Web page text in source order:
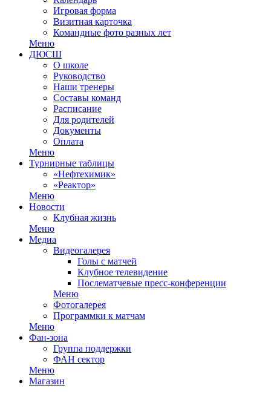
Игровая форма
Визитная карточка
Командные фото разных лет
Меню
ДЮСШ
О школе
Руководство
Наши тренеры
Составы команд
Расписание
Для родителей
Документы
Оплата
Меню
Турнирные таблицы
«Нефтехимик»
«Реактор»
Меню
Новости
Клубная жизнь
Меню
Медиа
Видеогалерея
Голы с матчей
Клубное телевидение
Послематчевые пресс-конференции
Меню
Фотогалерея
Программки к матчам
Меню
Фан-зона
Группа поддержки
ФАН сектор
Меню
Магазин